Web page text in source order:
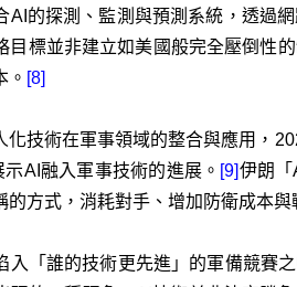
AI的探測、監測與預測系統，透過
目標並非建立如美國般完全壓倒性
。 [8]
化技術在軍事領域的整合與應用，
AI融入軍事技術的進展。 [9]伊朗
的方式，消耗對手、增加防衛成本與
入「誰的技術更先進」的軍備競賽